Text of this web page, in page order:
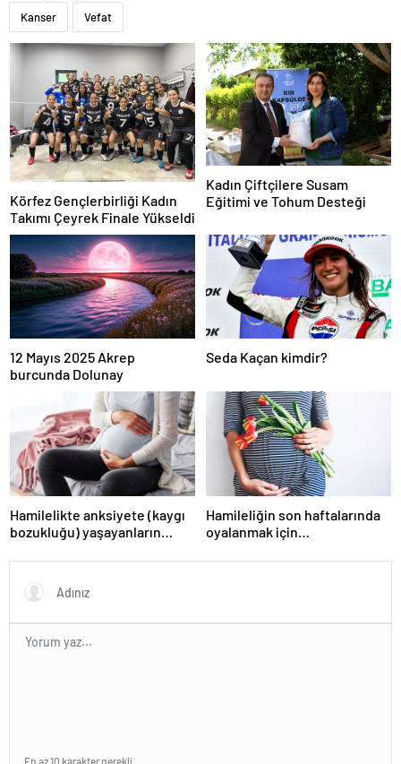
Kanser Vefat
Körfez Gençlerbirliği Kadın
Takımı Çeyrek Finale Yükseldi
Kadın Çiftçilere Susam
Eğitimi ve Tohum Desteği
12 Mayıs 2025 Akrep
burcunda Dolunay
Seda Kaçan kimdir?
Hamilelikte anksiyete (kaygı
bozukluğu) yaşayanların
Hamileliğin son haftalarında
oyalanmak için…
En az 10 karakter gerekli